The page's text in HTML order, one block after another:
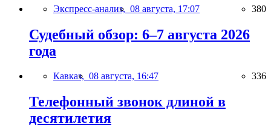
Экспресс-анализ, 08 августа, 17:07 380
Судебный обзор: 6–7 августа 2026
года
Кавказ, 08 августа, 16:47 336
Телефонный звонок длиной в
десятилетия